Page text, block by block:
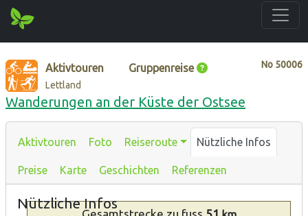
No 50006
Aktivtouren Gruppenreise
Lettland
Wanderungen an der Küste der Ostsee
Aktivtouren Foto Reiseroute Nützliche Infos
Preise Karte Geschichten Referenzen
Nützliche Infos